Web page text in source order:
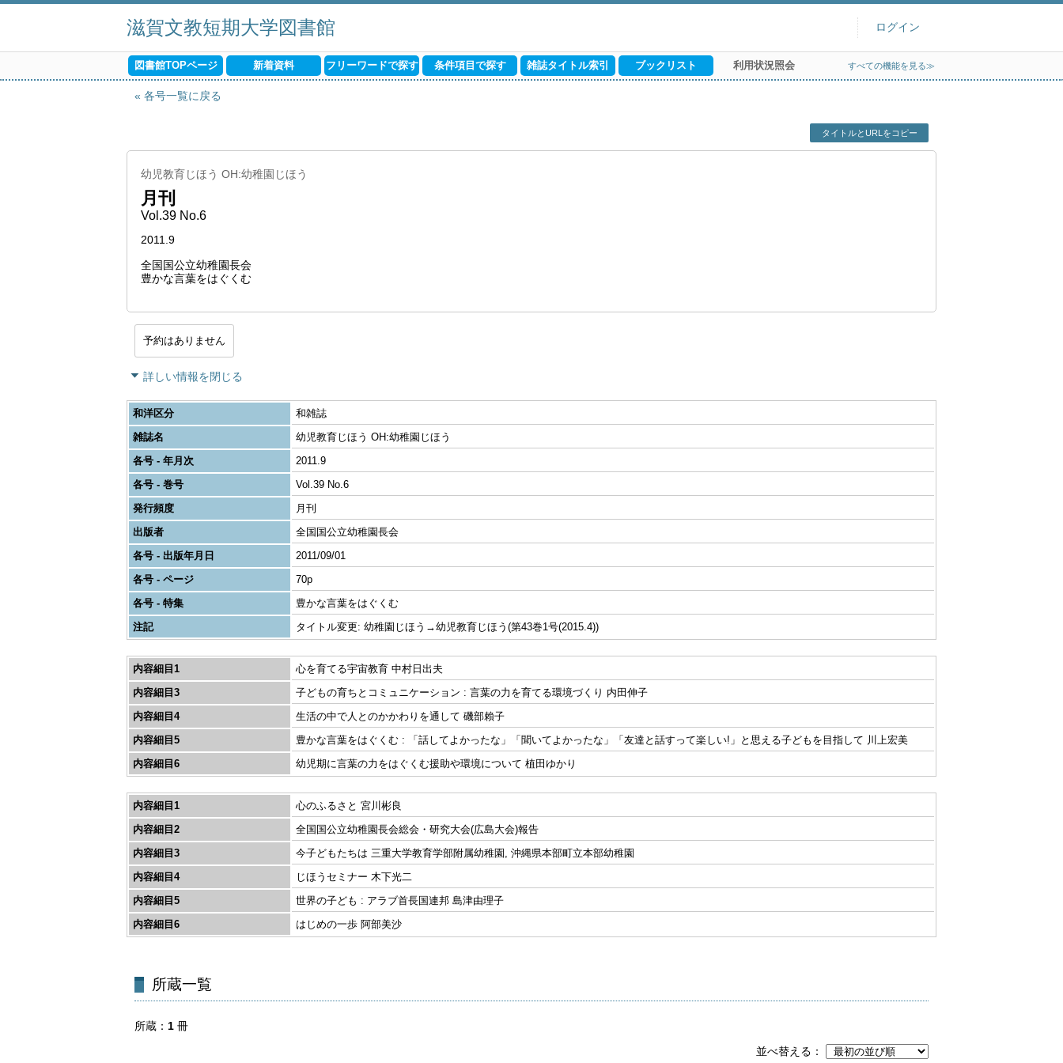
滋賀文教短期大学図書館 ログイン
図書館TOPページ 新着資料 フリーワードで探す 条件項目で探す 雑誌タイトル索引 ブックリスト 利用状況照会 すべての機能を見る≫
各号一覧に戻る
タイトルとURLをコピー
幼児教育じほう OH:幼稚園じほう
月刊
Vol.39 No.6
2011.9
全国国公立幼稚園長会
豊かな言葉をはぐくむ
予約はありません
詳しい情報を閉じる
和洋区分
和雑誌
雑誌名
幼児教育じほう OH:幼稚園じほう
各号 - 年月次
2011.9
各号 - 巻号
Vol.39 No.6
発行頻度
月刊
出版者
全国国公立幼稚園長会
各号 - 出版年月日
2011/09/01
各号 - ページ
70p
各号 - 特集
豊かな言葉をはぐくむ
注記
タイトル変更: 幼稚園じほう→幼児教育じほう(第43巻1号(2015.4))
内容細目1
心を育てる宇宙教育 中村日出夫
内容細目3
子どもの育ちとコミュニケーション : 言葉の力を育てる環境づくり 内田伸子
内容細目4
生活の中で人とのかかわりを通して 磯部賴子
内容細目5
豊かな言葉をはぐくむ : 「話してよかったな」「聞いてよかったな」「友達と話すって楽しい!」と思える子どもを目指して 川上宏美
内容細目6
幼児期に言葉の力をはぐくむ援助や環境について 植田ゆかり
内容細目1
心のふるさと 宮川彬良
内容細目2
全国国公立幼稚園長会総会・研究大会(広島大会)報告
内容細目3
今子どもたちは 三重大学教育学部附属幼稚園, 沖縄県本部町立本部幼稚園
内容細目4
じほうセミナー 木下光二
内容細目5
世界の子ども : アラブ首長国連邦 島津由理子
内容細目6
はじめの一歩 阿部美沙
所蔵一覧
所蔵 1 冊
並べ替える